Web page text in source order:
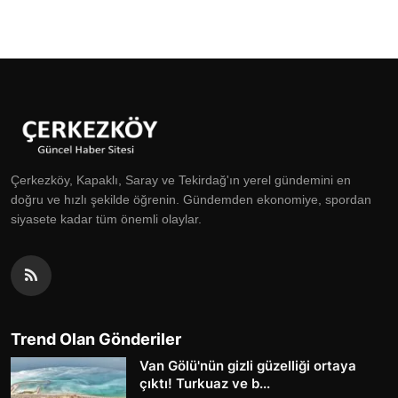
Çerkezköy, Kapaklı, Saray ve Tekirdağ'ın yerel gündemini en
doğru ve hızlı şekilde öğrenin. Gündemden ekonomiye, spordan
siyasete kadar tüm önemli olaylar.
Trend Olan Gönderiler
Van Gölü'nün gizli güzelliği ortaya
çıktı! Turkuaz ve b...